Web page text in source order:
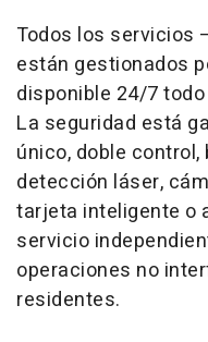
Todos los servicios
están gestionados
disponible 24/7
La seguridad está
único, doble
detección láser,
tarjeta inteligente o
servicio
operaciones no
residentes.